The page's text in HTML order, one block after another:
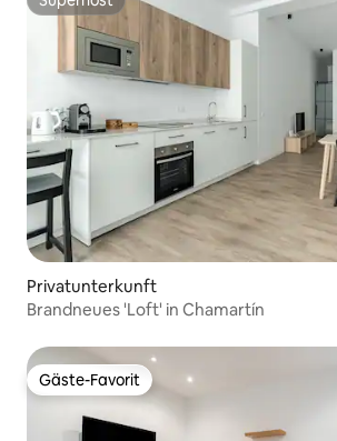
Superhost
Privatunterkunft
Brandneues 'Loft' in Chamartín
Gäste-Favorit
Gäste-Favorit